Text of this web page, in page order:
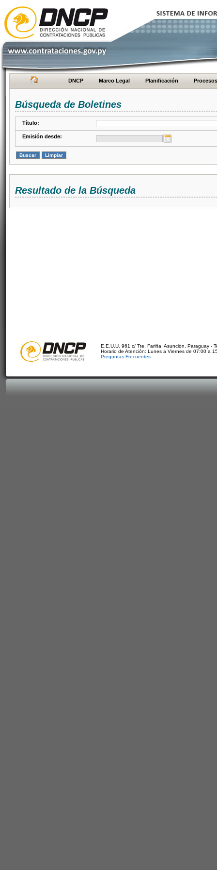
DNCP Marco Legal Planificación Procesos
Búsqueda de Boletines
Título:
Emisión desde:
Resultado de la Búsqueda
E.E.U.U. 961 c/ Tte. Fariña. Asunción, Paraguay -
Horario de Atención: Lunes a Viernes de 07:00 a
Preguntas Frecuentes